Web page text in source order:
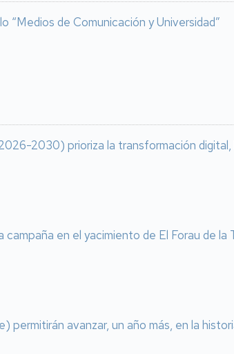
“Medios de Comunicación y Universidad”
2030) prioriza la transformación
en el yacimiento de El Forau de la
avanzar, un año más, en la